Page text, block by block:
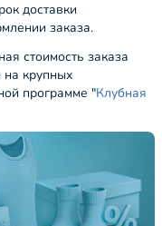
доставки
заказа.
стоимость заказа
на крупных
программе "Клубная